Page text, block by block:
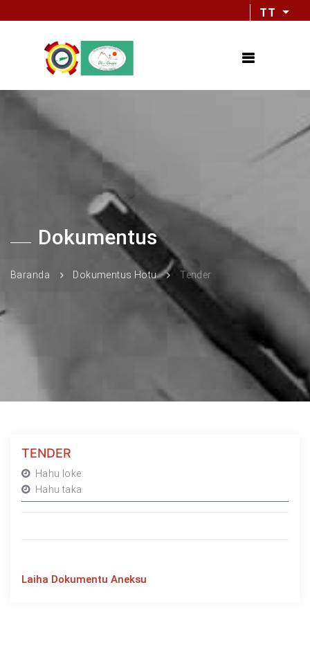
TT
Dokumentus
Baranda Dokumentus Hotu Tender
TENDER
Hahu loke:
Hahu taka
Laiha Dokumentu Aneksu